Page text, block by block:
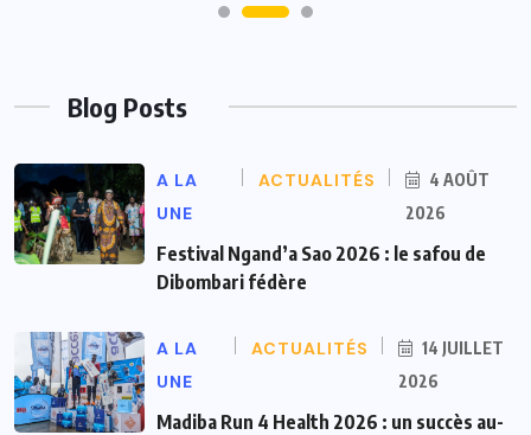
Blog Posts
A LA
UNE
ACTUALITÉS
4 AOÛT
2026
Festival Ngand’a Sao 2026 : le safou de
Dibombari fédère
A LA
UNE
ACTUALITÉS
14 JUILLET
2026
Madiba Run 4 Health 2026 : un succès au-